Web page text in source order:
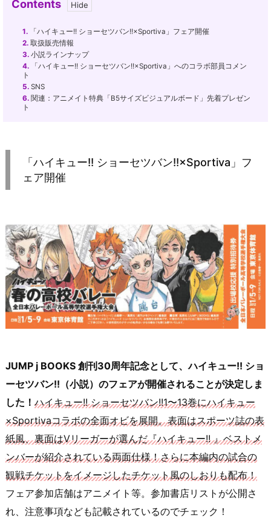
Contents
1. 「ハイキュー!! ショーセツバン!!×Sportiva」フェア開催
2. 取扱販売情報
3. 小説ラインナップ
4. 「ハイキュー!! ショーセツバン!!×Sportiva」へのコラボ部員コメン
ト
5. SNS
6. 関連：アニメイト特典「B5サイズビジュアルボード」先着プレゼン
ト
「ハイキュー!! ショーセツバン!!×Sportiva」フ
ェア開催
JUMP j BOOKS 創刊30周年記念として、ハイキュー!! ショ
ーセツバン!!（小説）のフェアが開催されることが決定しま
した！ ハイキュー!! ショーセツバン!!1〜13巻にハイキュー
×Sportivaコラボの全面オビを展開。表面はスポーツ誌の表
紙風、裏面はVリーガーが選んだ『ハイキュー!! 』ベストメ
ンバーが紹介されている両面仕様！さらに本編内の試合の
観戦チケットをイメージしたチケット風のしおりも配布！
フェア参加店舗はアニメイト等。参加書店リストが公開さ
れ、注意事項なども記載されているのでチェック！